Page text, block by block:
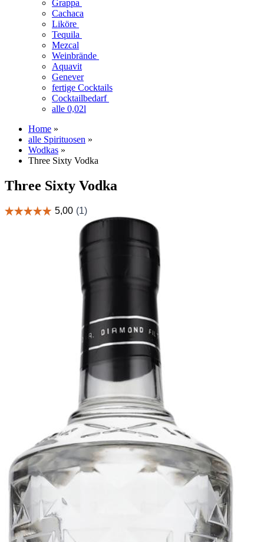
Grappa
Cachaca
Liköre
Tequila
Mezcal
Weinbrände
Aquavit
Genever
fertige Cocktails
Cocktailbedarf
alle 0,02l
Home »
alle Spirituosen »
Wodkas »
Three Sixty Vodka
Three Sixty Vodka